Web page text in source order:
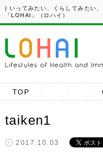
| いってみたい、くらしてみたい
「LOHAI」（ロハイ）
TOP
taiken1
2017.10.03